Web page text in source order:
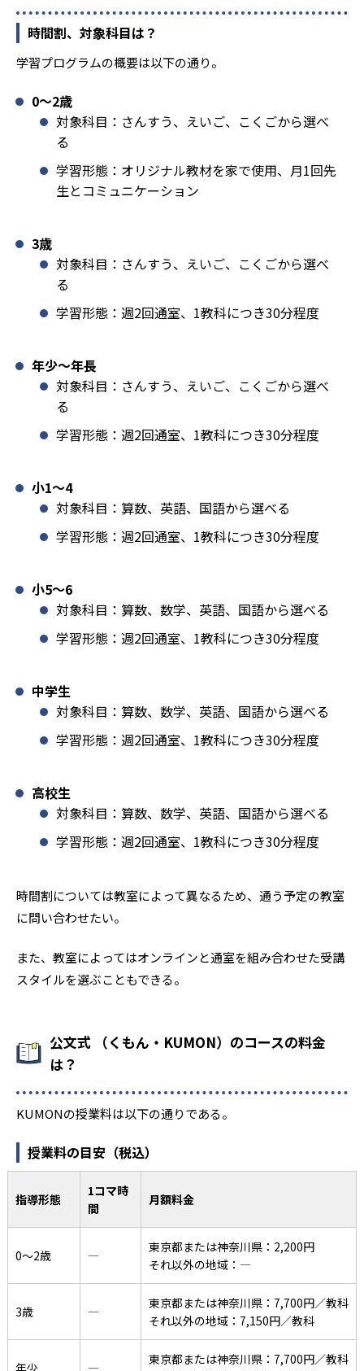
時間割、対象科目は？
学習プログラムの概要は以下の通り。
0〜2歳
対象科目：さんすう、えいご、こくごから選べ
る
学習形態：オリジナル教材を家で使用、月1回先
生とコミュニケーション
3歳
対象科目：さんすう、えいご、こくごから選べ
る
学習形態：週2回通室、1教科につき30分程度
年少〜年長
対象科目：さんすう、えいご、こくごから選べ
る
学習形態：週2回通室、1教科につき30分程度
小1️〜4
対象科目：算数、英語、国語から選べる
学習形態：週2回通室、1教科につき30分程度
小5〜6
対象科目：算数、数学、英語、国語から選べる
学習形態：週2回通室、1教科につき30分程度
中学生
対象科目：算数、数学、英語、国語から選べる
学習形態：週2回通室、1教科につき30分程度
高校生
対象科目：算数、数学、英語、国語から選べる
学習形態：週2回通室、1教科につき30分程度
時間割については教室によって異なるため、通う予定の教室
に問い合わせたい。
また、教室によってはオンラインと通室を組み合わせた受講
スタイルを選ぶこともできる。
公文式 （くもん・KUMON）のコースの料金
は？
KUMONの授業料は以下の通りである。
授業料の目安（税込）
指導形態
1コマ時
間
月額料金
0〜2歳 ―
東京都または神奈川県：2,200円
それ以外の地域：―
3歳 ―
東京都または神奈川県：7,700円／教科
それ以外の地域：7,150円／教科
東京都または神奈川県：7,700円／教科